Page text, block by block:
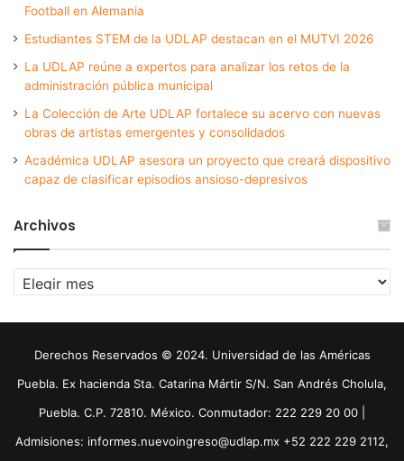
Football en Alemania
Estudiantes STEM de la UDLAP destacan en el MUTVI 2026
La UDLAP reúne a expertos para analizar los retos de la
administración pública municipal
La Colección de Arte UDLAP fortalece su acervo con nuevas
obras de artistas emergentes y consolidados
Académica UDLAP asesora un proyecto que creará dispositivo
capaz de clasificar episodios ansioso-depresivos
Archivos
Archivos
Derechos Reservados © 2024. Universidad de las Américas
Puebla. Ex hacienda Sta. Catarina Mártir S/N. San Andrés Cholula,
Puebla. C.P. 72810. México. Conmutador: 222 229 20 00 |
Admisiones: informes.nuevoingreso@udlap.mx +52 222 229 2112,